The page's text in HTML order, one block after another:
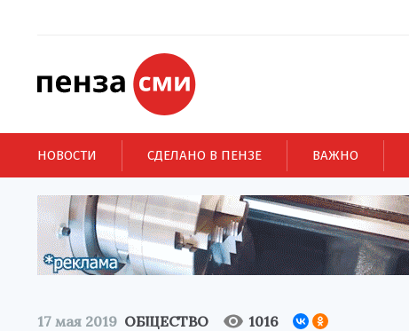
НОВОСТИ СДЕЛАНО В ПЕНЗЕ ВАЖНО
17 мая 2019 ОБЩЕСТВО 1016